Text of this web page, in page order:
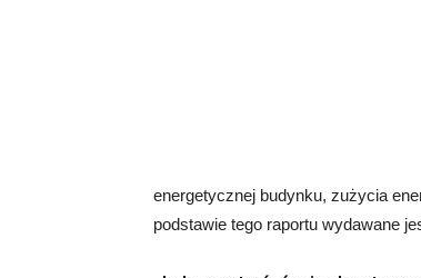
energetycznej budynku, zużycia
podstawie tego raportu wydawane